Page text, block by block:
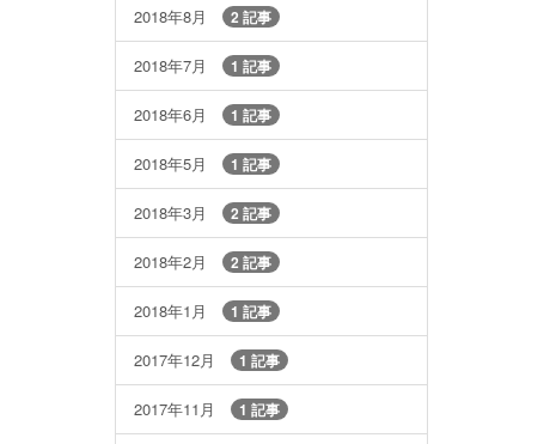
2018年8月 2 記事
2018年7月 1 記事
2018年6月 1 記事
2018年5月 1 記事
2018年3月 2 記事
2018年2月 2 記事
2018年1月 1 記事
2017年12月 1 記事
2017年11月 1 記事